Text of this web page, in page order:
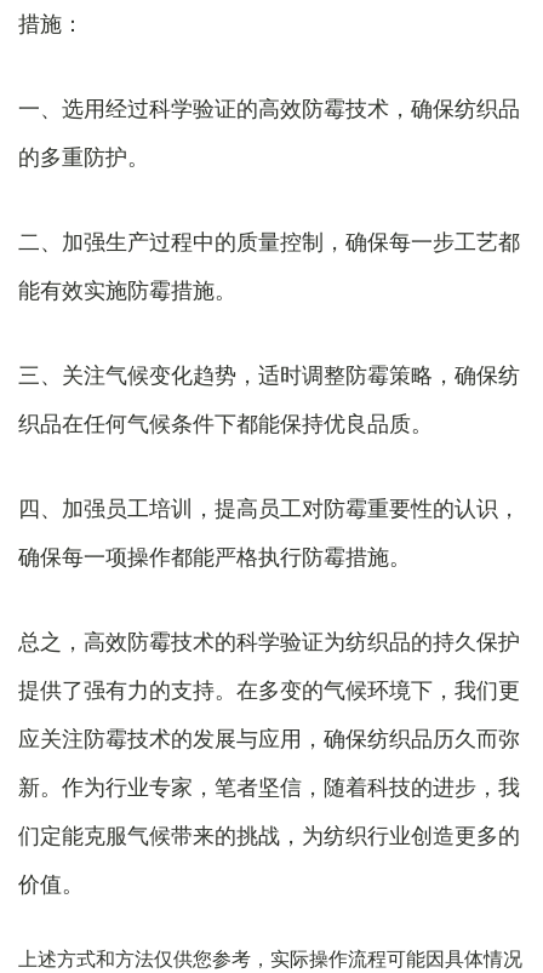
措施：
一、选用经过科学验证的高效防霉技术，确保纺织品
的多重防护。
二、加强生产过程中的质量控制，确保每一步工艺都
能有效实施防霉措施。
三、关注气候变化趋势，适时调整防霉策略，确保纺
织品在任何气候条件下都能保持优良品质。
四、加强员工培训，提高员工对防霉重要性的认识，
确保每一项操作都能严格执行防霉措施。
总之，高效防霉技术的科学验证为纺织品的持久保护
提供了强有力的支持。在多变的气候环境下，我们更
应关注防霉技术的发展与应用，确保纺织品历久而弥
新。作为行业专家，笔者坚信，随着科技的进步，我
们定能克服气候带来的挑战，为纺织行业创造更多的
价值。
上述方式和方法仅供您参考，实际操作流程可能因具体情况